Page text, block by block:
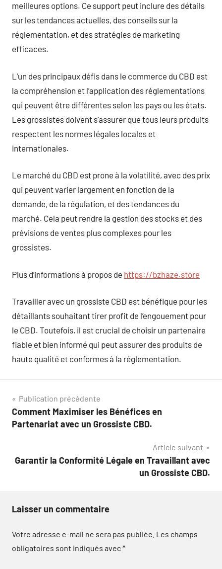
meilleures options. Ce support peut inclure des détails
sur les tendances actuelles, des conseils sur la
réglementation, et des stratégies de marketing
efficaces.
L’un des principaux défis dans le commerce du CBD est
la compréhension et l’application des réglementations
qui peuvent être différentes selon les pays ou les états.
Les grossistes doivent s’assurer que tous leurs produits
respectent les normes légales locales et
internationales.
Le marché du CBD est prone à la volatilité, avec des prix
qui peuvent varier largement en fonction de la
demande, de la régulation, et des tendances du
marché. Cela peut rendre la gestion des stocks et des
prévisions de ventes plus complexes pour les
grossistes.
Plus d’informations à propos de https://bzhaze.store
Travailler avec un grossiste CBD est bénéfique pour les
détaillants souhaitant tirer profit de l’engouement pour
le CBD. Toutefois, il est crucial de choisir un partenaire
fiable et bien informé qui peut assurer des produits de
haute qualité et conformes à la réglementation.
Navigation
de
Publication précédente
Comment Maximiser les Bénéfices en
Partenariat avec un Grossiste CBD.
Article suivant
Garantir la Conformité Légale en Travaillant avec
un Grossiste CBD.
Laisser un commentaire
Votre adresse e-mail ne sera pas publiée. Les champs
obligatoires sont indiqués avec*